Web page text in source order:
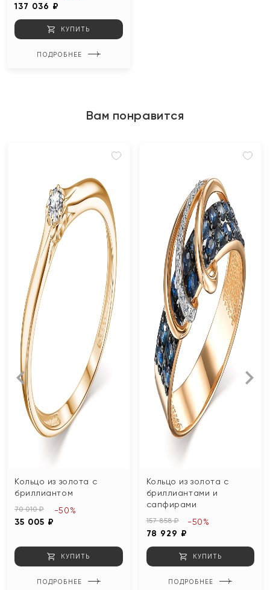
137 036 ₽
КУПИТЬ
ПОДРОБНЕЕ
Вам понравится
Кольцо из золота с
бриллиантом
70 010 ₽
35 005 ₽
-50%
КУПИТЬ
ПОДРОБНЕЕ
Кольцо из золота с
бриллиантами и
сапфирами
157 858 ₽
78 929 ₽
-50%
КУПИТЬ
ПОДРОБНЕЕ